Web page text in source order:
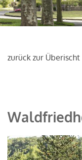
zurück zur Überischt